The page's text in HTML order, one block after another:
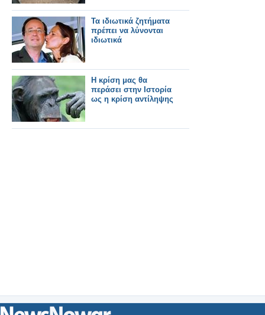
Τα ιδιωτικά ζητήματα
πρέπει να λύνονται
ιδιωτικά
Η κρίση μας θα
περάσει στην Ιστορία
ως η κρίση αντίληψης